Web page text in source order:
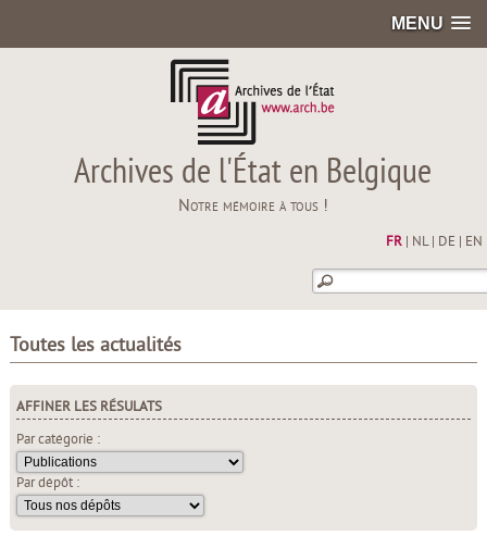
MENU
Archives de l'État en Belgique
Notre mémoire à tous !
FR| NL| DE EN
Toutes les actualités
AFFINER LES RÉSULATS
Par catégorie :
Par dépôt :